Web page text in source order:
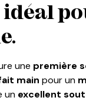
idéal
une première
main pour un
un excellent